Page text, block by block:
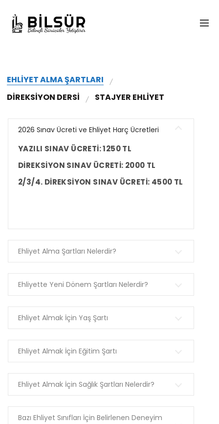
EHLİYET ALMA ŞARTLARI
DIREKSIYON DERSI
STAJYER EHLİYET
2026 Sınav Ücreti ve Ehliyet Harç Ücretleri
YAZILI SINAV ÜCRETİ: 1250 TL
DİREKSİYON SINAV ÜCRETİ: 2000 TL
2/3/4. DİREKSİYON SINAV ÜCRETİ: 4500 TL
Ehliyet Alma Şartları Nelerdir?
Ehliyette Yeni Dönem Şartları Nelerdir?
Ehliyet Almak İçin Yaş Şartı
Ehliyet Almak İçin Eğitim Şartı
Ehliyet Almak İçin Sağlık Şartları Nelerdir?
Bazı Ehliyet Sınıfları İçin Belirlenen Deneyim